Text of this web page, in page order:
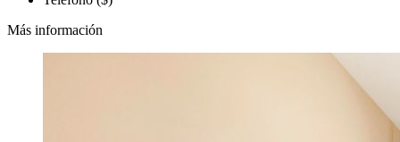
Más información